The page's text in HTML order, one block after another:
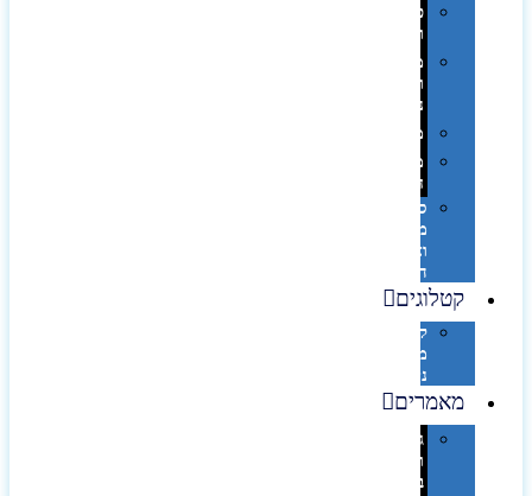
פינוק
וספא
מזוודות
ותיקי
נסיעות
מטריות
מוצרי
חוף
סביבת
מחשב
וציוד
היקפי
קטלוגים
קטלוג
מוצרי
נייר
מאמרים
גימורים
והשבחות
בדפוס